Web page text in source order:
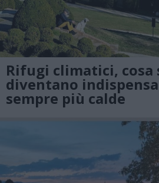
Rifugi climatici, cosa
diventano
sempre più calde